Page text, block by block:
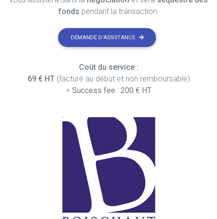
fonds pendant la transaction.
DEMANDE D'ASSISTANCE
Coût du service :
69 € HT(facturé au début et non remboursable)
+ Success fee : 200 € HT